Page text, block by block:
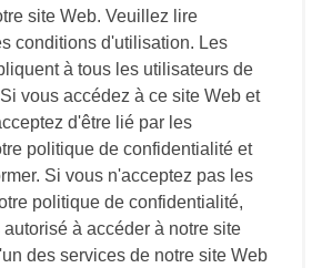
site Web. Veuillez lire
conditions d'utilisation. Les
à tous les utilisateurs de
vous accédez à ce site Web et
d'être lié par les
politique de confidentialité et
Si vous n'acceptez pas les
politique de confidentialité,
à accéder à notre site
des services de notre site Web